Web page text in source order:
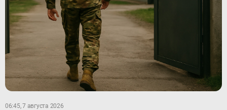
06:45, 7 августа 2026